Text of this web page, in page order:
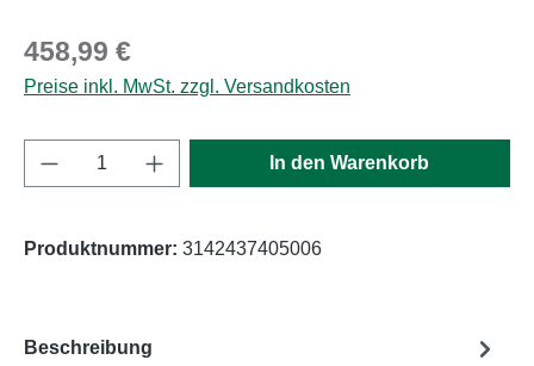
Regulärer Preis:
458,99 €
Preise inkl. MwSt. zzgl. Versandkosten
Produkt Anzahl: Gib den gewünschten
In den Warenkorb
Produktnummer: 3142437405006
Beschreibung